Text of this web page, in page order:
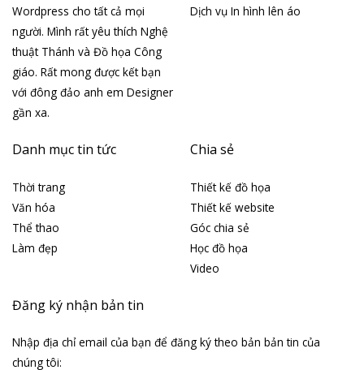
Wordpress cho tất cả mọi
người. Mình rất yêu thích Nghệ
thuật Thánh và Đồ họa Công
giáo. Rất mong được kết bạn
với đông đảo anh em Designer
gần xa.
Dịch vụ In hình lên áo
Danh mục tin tức
Thời trang
Văn hóa
Thể thao
Làm đẹp
Chia sẻ
Thiết kế đồ họa
Thiết kế website
Góc chia sẻ
Học đồ họa
Video
Đăng ký nhận bản tin
Nhập địa chỉ email của bạn để đăng ký theo bản bản tin của
chúng tôi: